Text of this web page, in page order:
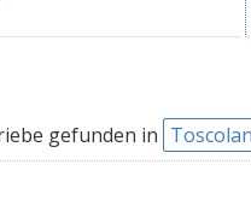
gefunden in